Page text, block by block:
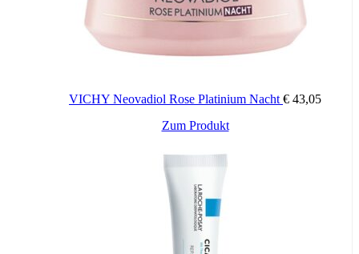
VICHY Neovadiol Rose Platinium Nacht € 43,05
Zum Produkt